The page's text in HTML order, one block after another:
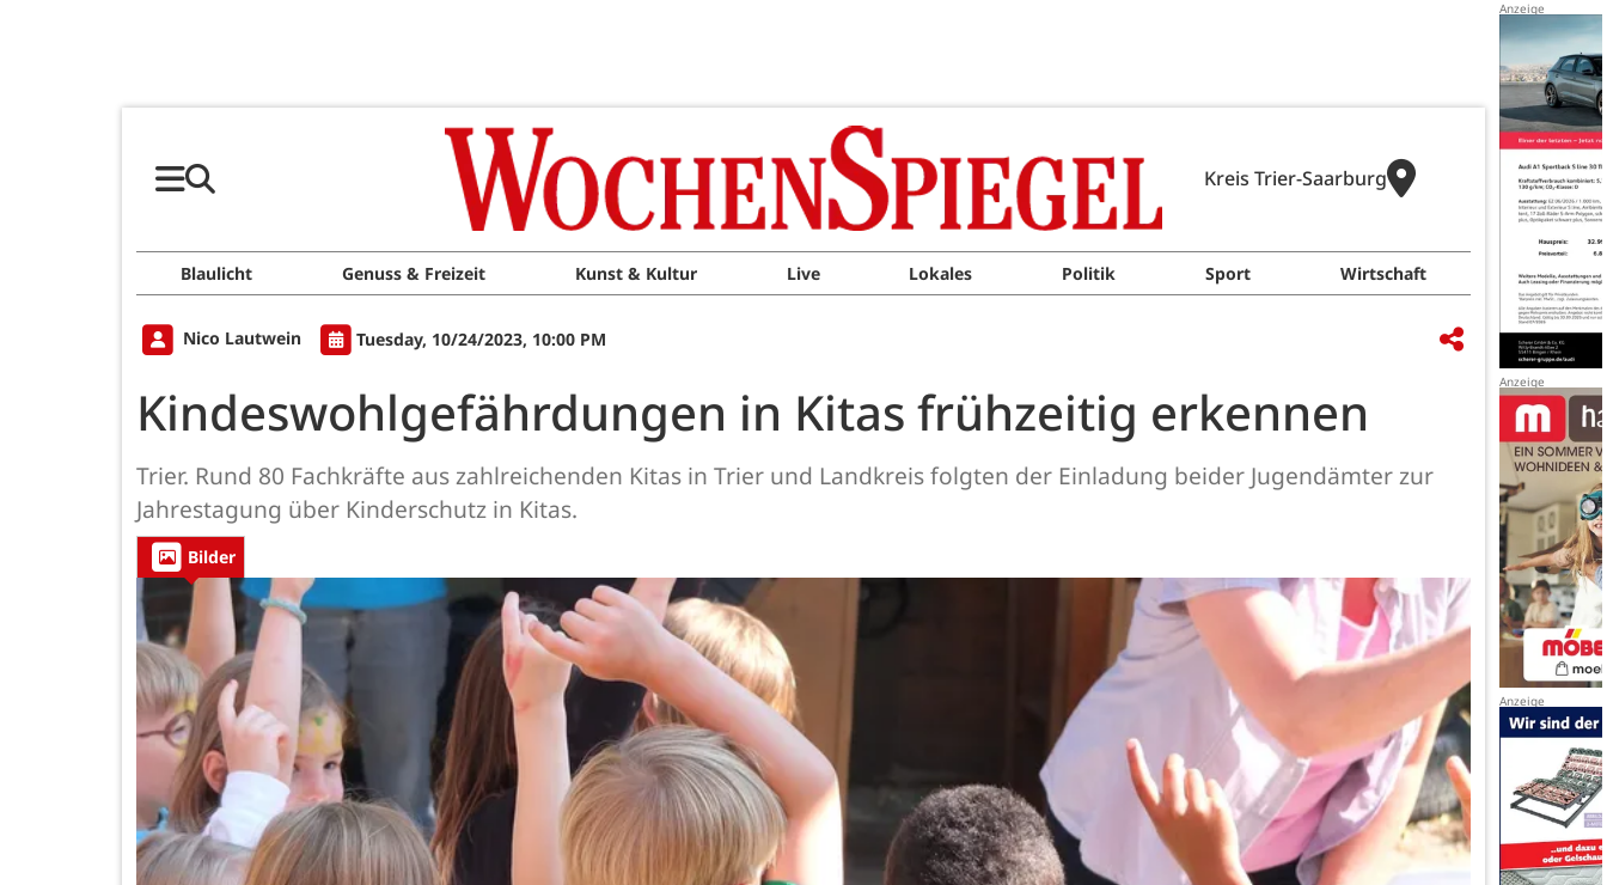
Kreis Trier-Saarburg
Blaulicht Genuss & Freizeit Kunst & Kultur Live Lokales Politik Sport Wirtschaft
Nico Lautwein Tuesday, 10/24/2023, 10:00 PM
Kindeswohlgefährdungen in Kitas frühzeitig erkennen
Trier. Rund 80 Fachkräfte aus zahlreichenden Kitas in Trier und Landkreis folgten der Einladung beider Jugendämter zur
Jahrestagung über Kinderschutz in Kitas.
Bilder